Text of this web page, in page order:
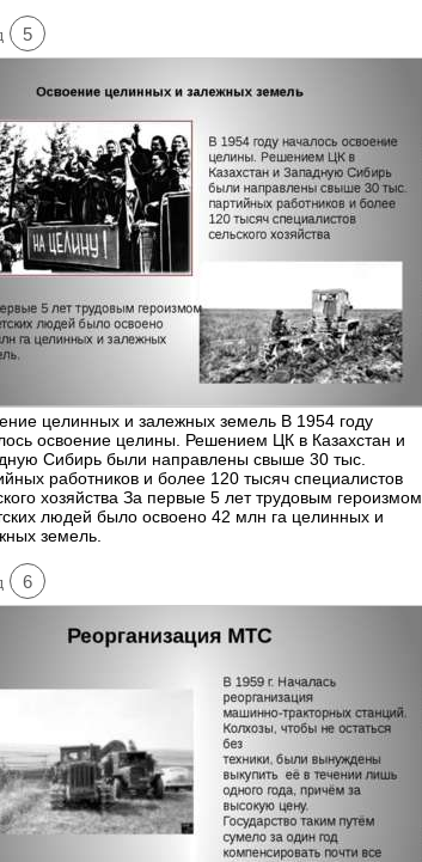
5
целинных и залежных земель В 1954 году
освоение целины. Решением ЦК в Казахстан и
Сибирь были направлены свыше 30 тыс.
работников и более 120 тысяч специалистов
хозяйства За первые 5 лет трудовым героизмом
людей было освоено 42 млн га целинных и
земель.
6